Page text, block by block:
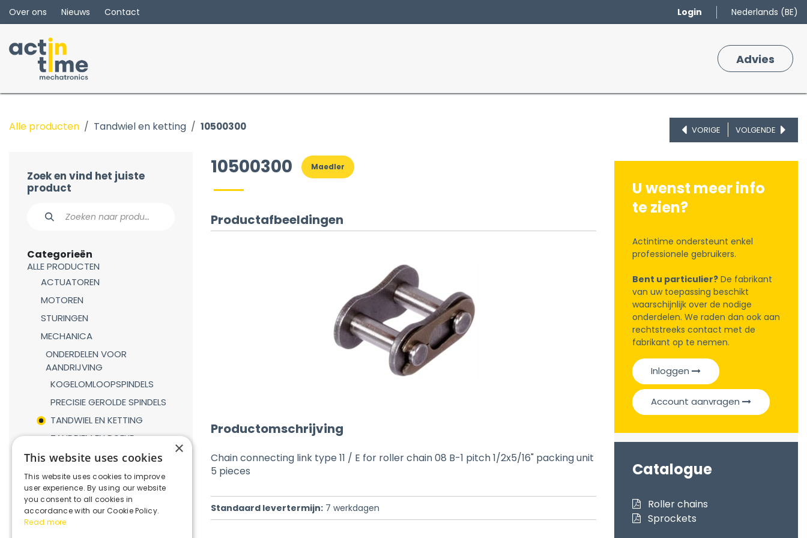
Overslaan naar inhoud
Over ons Nieuws Contact Login Nederlands (BE)
Adv​ies
Alle producten Tandwiel en ketting 10500300 VORIGE VOLGENDE
Zoek en vind het juiste
product
Categorieën
ALLE PRODUCTEN
ACTUATOREN
MOTOREN
STURINGEN
MECHANICA
ONDERDELEN VOOR
AANDRIJVING
KOGELOMLOOPSPINDELS
PRECISIE GEROLDE SPINDELS
TANDWIEL EN KETTING
TANDRIEM EN POELIE
TANDHEUGEL EN TANDWIEL
LINEAIRE GELEIDINGEN
GASVEREN
KOPPELINGEN
REDUCTIEKASTEN
10500300 Maedler
Productafbeeldingen
Productomschrijving
Chain connecting link type 11 / E for roller chain 08 B-1 pitch 1/2x5/16" packing unit
5 pieces
Standaard levertermijn: 7 werkdagen
U wenst meer info
te zien?
Actintime ondersteunt enkel
professionele gebruikers.
Bent u particulier? De fabrikant
van uw toepassing beschikt
waarschijnlijk over de nodige
onderdelen. We raden dan ook aan
rechtstreeks contact met de
fabrikant op te nemen.
Inloggen
Account aanvragen
Catalogue
Roller chains
Sprockets
×
This website uses cookies
This website uses cookies to improve
user experience. By using our website
you consent to all cookies in
accordance with our Cookie Policy.
Read more